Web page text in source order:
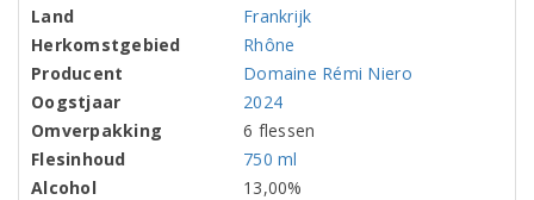
Land
Frankrijk
Herkomstgebied
Rhône
Producent
Domaine Rémi Niero
Oogstjaar
2024
Omverpakking
6 flessen
Flesinhoud
750 ml
Alcohol
13,00%